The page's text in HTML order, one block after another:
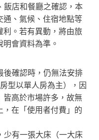
飯店和餐廳之確認，本
通、氣候、住宿地點等
利。若有異動，將由旅
會資料為準。
後確認時，仍無法安排
型以單人房為主），因
皆高於市場許多，故無
，在「使用者付費」的
少有一張大床（一大床